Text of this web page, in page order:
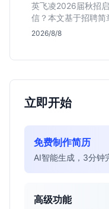
英飞凌2026届秋招
信？本文基于招聘简
行业地位、校招真实
2026/8/8
立即开始
免费制作简历
AI智能生成，3分钟
高级功能